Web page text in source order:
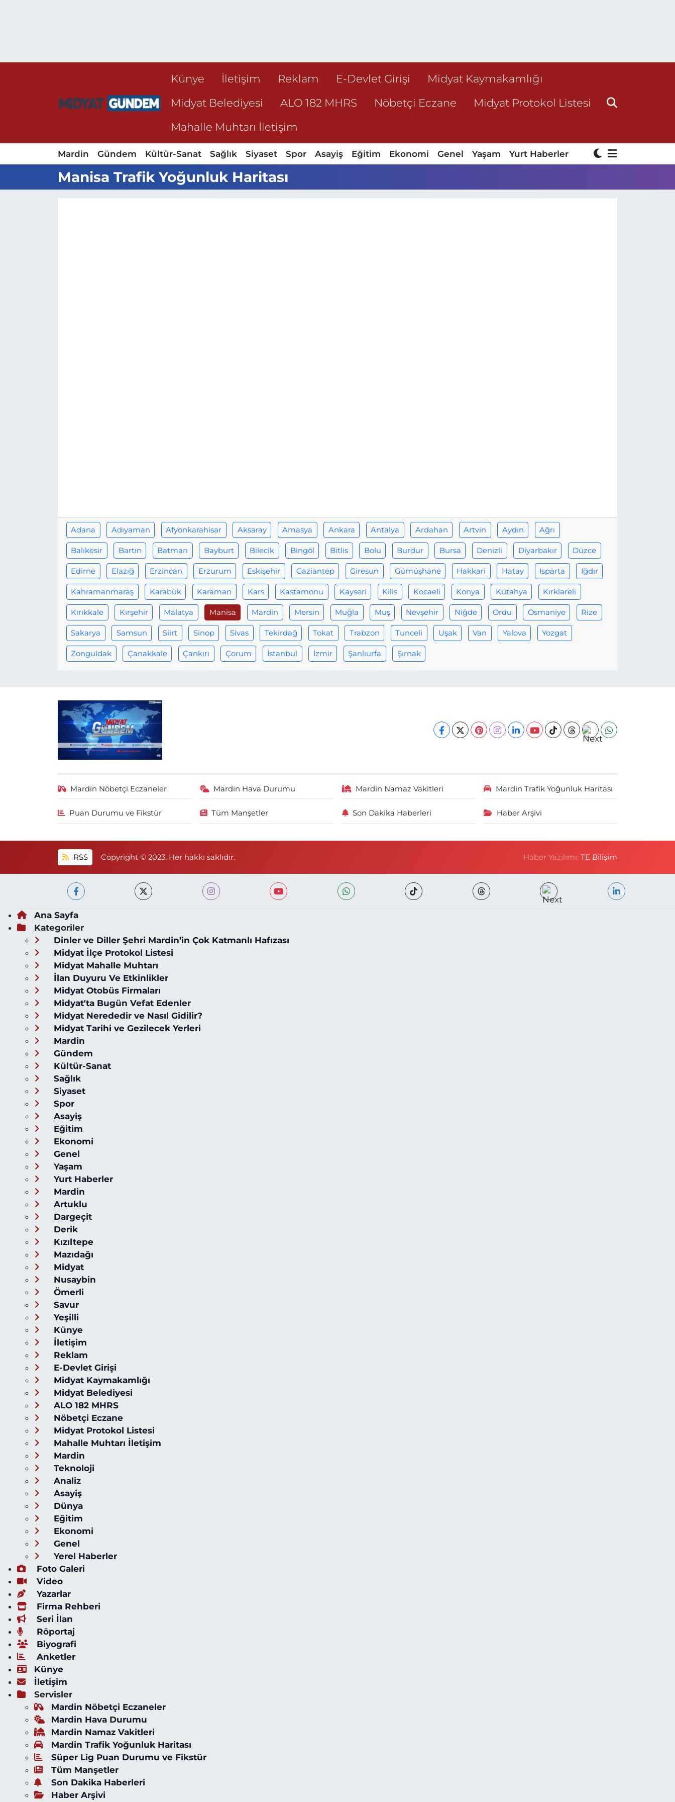
Künye İletişim Reklam E-Devlet Girişi
Midyat Kaymakamlığı
Midyat Belediyesi
ALO 182 MHRS Nöbetçi Eczane
Midyat Protokol Listesi
Mahalle Muhtarı İletişim
Mardin Gündem Kültür-Sanat Sağlık Siyaset Spor Asayiş Eğitim Ekonomi Genel Yaşam Yurt Haberler
Manisa Trafik Yoğunluk Haritası
Adana Adıyaman Afyonkarahisar Aksaray Amasya Ankara Antalya Ardahan Artvin Aydın Ağrı
Balıkesir Bartın Batman Bayburt Bilecik Bingöl Bitlis Bolu Burdur Bursa Denizli Diyarbakır Düzce
Edirne Elazığ Erzincan Erzurum Eskişehir Gaziantep Giresun Gümüşhane Hakkari Hatay Isparta Iğdır
Kahramanmaraş Karabük Karaman Kars Kastamonu Kayseri Kilis Kocaeli Konya Kütahya Kırklareli
Kırıkkale Kırşehir Malatya Manisa Mardin Mersin Muğla Muş Nevşehir Niğde Ordu Osmaniye Rize
Sakarya Samsun Siirt Sinop Sivas Tekirdağ Tokat Trabzon Tunceli Uşak Van Yalova Yozgat
Zonguldak Çanakkale Çankırı Çorum İstanbul İzmir Şanlıurfa Şırnak
Mardin Nöbetçi Eczaneler Mardin Hava Durumu Mardin Namaz Vakitleri Mardin Trafik Yoğunluk Haritası
Puan Durumu ve Fikstür Tüm Manşetler Son Dakika Haberleri Haber Arşivi
RSS Copyright © 2023. Her hakkı saklıdır. Haber Yazılımı:TE Bilişim
Ana Sayfa
Kategoriler
Dinler ve Diller Şehri Mardin’in Çok Katmanlı Hafızası
Midyat İlçe Protokol Listesi
Midyat Mahalle Muhtarı
İlan Duyuru Ve Etkinlikler
Midyat Otobüs Firmaları
Midyat'ta Bugün Vefat Edenler
Midyat Nerededir ve Nasıl Gidilir?
Midyat Tarihi ve Gezilecek Yerleri
Mardin
Gündem
Kültür-Sanat
Sağlık
Siyaset
Spor
Asayiş
Eğitim
Ekonomi
Genel
Yaşam
Yurt Haberler
Mardin
Artuklu
Dargeçit
Derik
Kızıltepe
Mazıdağı
Midyat
Nusaybin
Ömerli
Savur
Yeşilli
Künye
İletişim
Reklam
E-Devlet Girişi
Midyat Kaymakamlığı
Midyat Belediyesi
ALO 182 MHRS
Nöbetçi Eczane
Midyat Protokol Listesi
Mahalle Muhtarı İletişim
Mardin
Teknoloji
Analiz
Asayiş
Dünya
Eğitim
Ekonomi
Genel
Yerel Haberler
Foto Galeri
Video
Yazarlar
Firma Rehberi
Seri İlan
Röportaj
Biyografi
Anketler
Künye
İletişim
Servisler
Mardin Nöbetçi Eczaneler
Mardin Hava Durumu
Mardin Namaz Vakitleri
Mardin Trafik Yoğunluk Haritası
Süper Lig Puan Durumu ve Fikstür
Tüm Manşetler
Son Dakika Haberleri
Haber Arşivi